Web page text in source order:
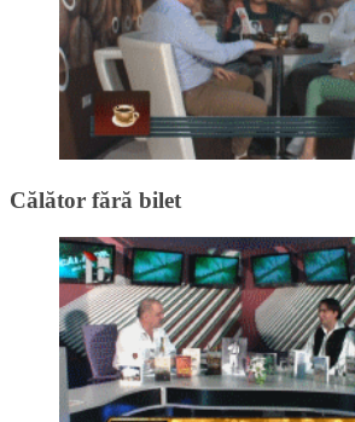
Călător fără bilet